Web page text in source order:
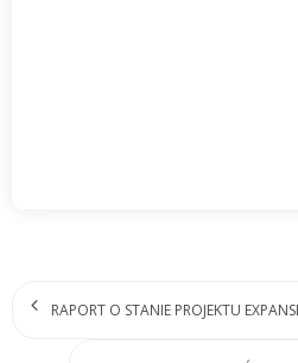
RAPORT O STANIE PROJEKTU